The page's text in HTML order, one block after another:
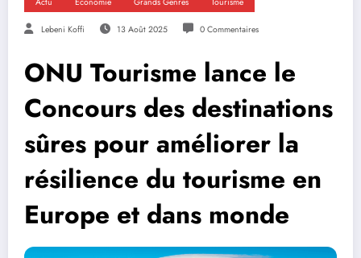
Lebeni Koffi 13 Août 2025 0 Commentaires
ONU Tourisme lance le
Concours des destinations
sûres pour améliorer la
résilience du tourisme en
Europe et dans monde